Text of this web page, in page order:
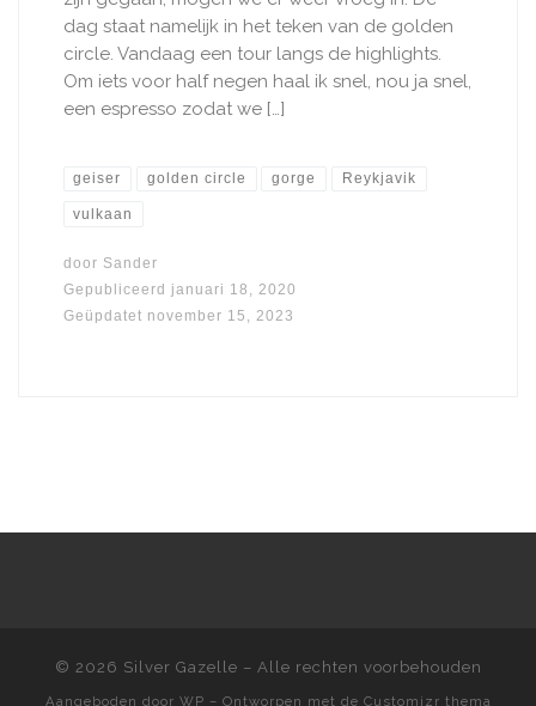
dag staat namelijk in het teken van de golden
circle. Vandaag een tour langs de highlights.
Om iets voor half negen haal ik snel, nou ja snel,
een espresso zodat we […]
geiser golden circle gorge Reykjavik
vulkaan
door Sander
Gepubliceerd januari 18, 2020
Geüpdatet november 15, 2023
© 2026 Silver Gazelle – Alle rechten voorbehouden
Aangeboden door WP – Ontworpen met de Customizr thema